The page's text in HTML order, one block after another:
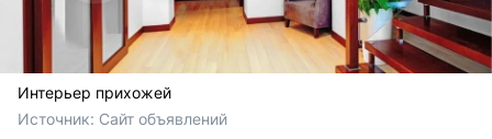
Интерьер прихожей
Источник: Сайт объявлений